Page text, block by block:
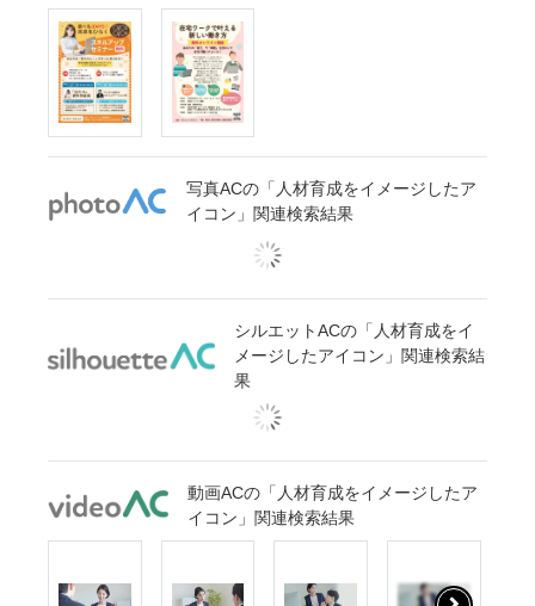
写真ACの「人材育成をイメージしたア
イコン」関連検索結果
シルエットACの「人材育成をイ
メージしたアイコン」関連検索結
果
動画ACの「人材育成をイメージしたア
イコン」関連検索結果